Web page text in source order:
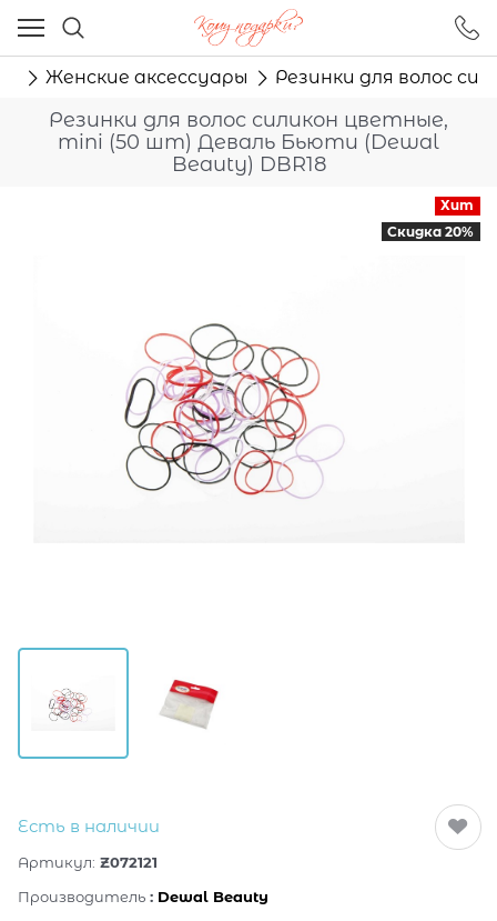
Женские аксессуары Резинки для волос
Резинки для волос силикон цветные,
mini (50 шт) Деваль Бьюти (Dewal
Beauty) DBR18
Хит
Скидка 20%
Есть в наличии
Артикул: Z072121
Производитель : Dewal Beauty
Ваш город - Москва,
угадали?
ДА НЕТ